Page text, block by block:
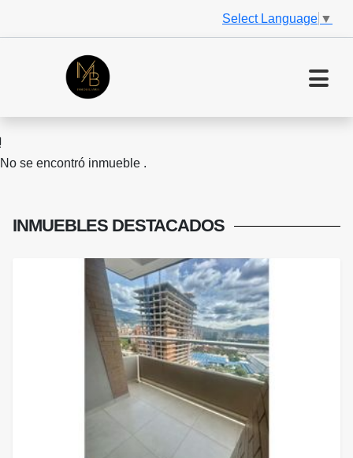
Select Language ▼
No se encontró inmueble .
INMUEBLES DESTACADOS